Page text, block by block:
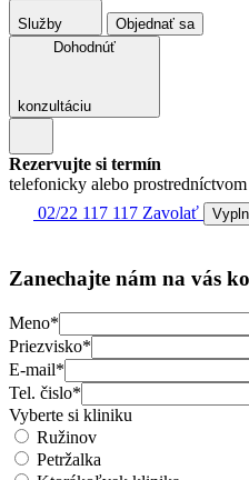
Služby
Objednať sa
Dohodnúť
konzultáciu
Rezervujte si termín
telefonicky alebo
02/22 117 117 Zavolať
Zanechajte nám na vás
Meno*
Priezvisko*
E-mail*
Tel. čislo*
Vyberte si kliniku
Ružinov
Petržalka